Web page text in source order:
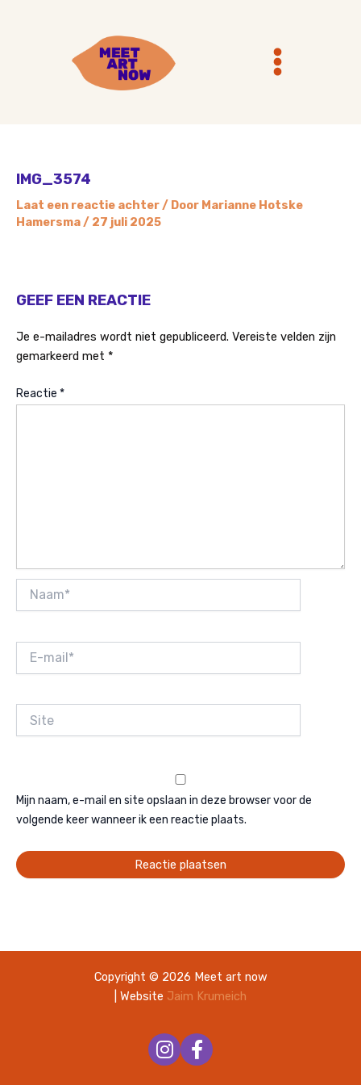
Menu
IMG_3574
Laat een reactie achter/ Door Marianne Hotske
Hamersma/ 27 juli 2025
GEEF EEN REACTIE
Je e-mailadres wordt niet gepubliceerd. Vereiste velden zijn
gemarkeerd met *
Reactie *
Naam*
E-
mail*
Site
Mijn naam, e-mail en site opslaan in deze browser voor de
volgende keer wanneer ik een reactie plaats.
Copyright © 2026 Meet art now
| Website Jaim Krumeich